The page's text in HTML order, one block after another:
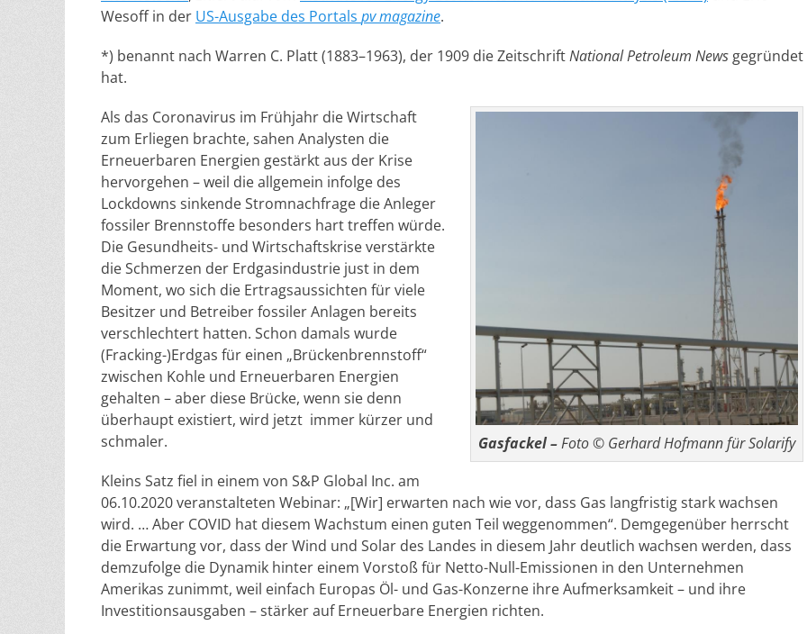
Wesoff in der US-Ausgabe des Portals pv magazine.
*) benannt nach Warren C. Platt (1883–1963), der 1909 die ZeitschriftNational Petroleum News gegründet
hat.
Gasfackel –Foto © Gerhard Hofmann für Solarify
Als das Coronavirus im Frühjahr die Wirtschaft
zum Erliegen brachte, sahen Analysten die
Erneuerbaren Energien gestärkt aus der Krise
hervorgehen – weil die allgemein infolge des
Lockdowns sinkende Stromnachfrage die Anleger
fossiler Brennstoffe besonders hart treffen würde.
Die Gesundheits- und Wirtschaftskrise verstärkte
die Schmerzen der Erdgasindustrie just in dem
Moment, wo sich die Ertragsaussichten für viele
Besitzer und Betreiber fossiler Anlagen bereits
verschlechtert hatten. Schon damals wurde
(Fracking-)Erdgas für einen „Brückenbrennstoff“
zwischen Kohle und Erneuerbaren Energien
gehalten – aber diese Brücke, wenn sie denn
überhaupt existiert, wird jetzt immer kürzer und
schmaler.
Kleins Satz fiel in einem von S&P Global Inc. am
06.10.2020 veranstalteten Webinar: „[Wir] erwarten nach wie vor, dass Gas langfristig stark wachsen
wird. … Aber COVID hat diesem Wachstum einen guten Teil weggenommen“. Demgegenüber herrscht
die Erwartung vor, dass der Wind und Solar des Landes in diesem Jahr deutlich wachsen werden, dass
demzufolge die Dynamik hinter einem Vorstoß für Netto-Null-Emissionen in den Unternehmen
Amerikas zunimmt, weil einfach Europas Öl- und Gas-Konzerne ihre Aufmerksamkeit – und ihre
Investitionsausgaben – stärker auf Erneuerbare Energien richten.